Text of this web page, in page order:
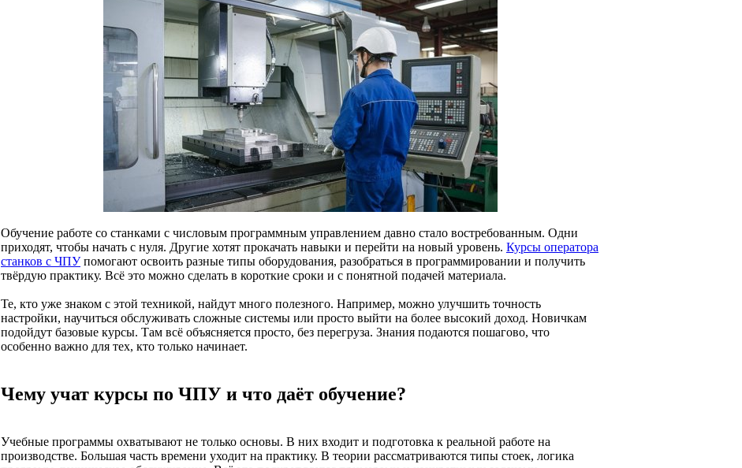
Обучение работе со станками с числовым программным управлением давно стало востребованным. Одни
приходят, чтобы начать с нуля. Другие хотят прокачать навыки и перейти на новый уровень. Курсы оператора
станков с ЧПУпомогают освоить разные типы оборудования, разобраться в программировании и получить
твёрдую практику. Всё это можно сделать в короткие сроки и с понятной подачей материала.
Те, кто уже знаком с этой техникой, найдут много полезного. Например, можно улучшить точность
настройки, научиться обслуживать сложные системы или просто выйти на более высокий доход. Новичкам
подойдут базовые курсы. Там всё объясняется просто, без перегруза. Знания подаются пошагово, что
особенно важно для тех, кто только начинает.
Чему учат курсы по ЧПУ и что даёт обучение?
Учебные программы охватывают не только основы. В них входит и подготовка к реальной работе на
производстве. Большая часть времени уходит на практику. В теории рассматриваются типы стоек, логика